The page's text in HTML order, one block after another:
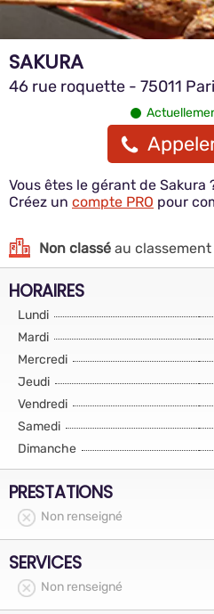
SAKURA
46 rue roquette - 75011
Vous êtes le gérant de Sakura
Créez un compte PRO pour
Non classé au classement
HORAIRES
Lundi
Mardi
Mercredi
Jeudi
Vendredi
Samedi
Dimanche
PRESTATIONS
Non renseigné
SERVICES
Non renseigné